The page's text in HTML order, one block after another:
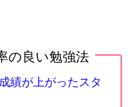
の良い勉強法
績が上がったスタ